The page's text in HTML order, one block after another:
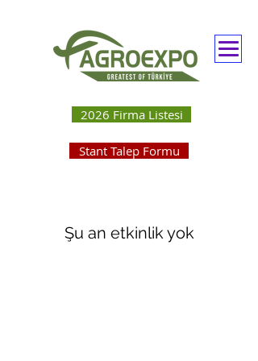
2026 Firma Listesi
Stant Talep Formu
Şu an etkinlik yok